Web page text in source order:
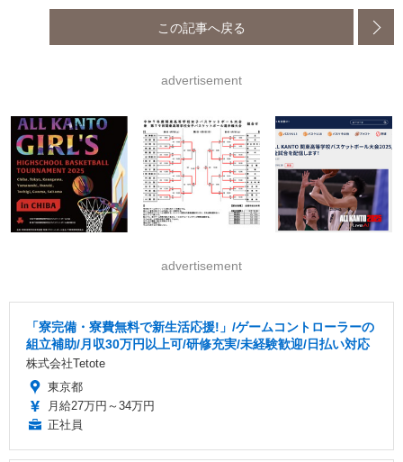
この記事へ戻る
advertisement
advertisement
「寮完備・寮費無料で新生活応援!」/ゲームコントローラーの
組立補助/月収30万円以上可/研修充実/未経験歓迎/日払い対応
株式会社Tetote
東京都
月給27万円～34万円
正社員